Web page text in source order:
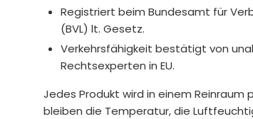
Vitamin B7
Vitamin B12
Vitamin C
B7, Vitamin B9 und
Vitamin B12 tragen zur
Registriert beim Bundesamt für
(BVL) lt. Gesetz.
Verkehrsfähigkeit bestätigt von
Rechtsexperten in EU.
Jedes Produkt wird in einem
bleiben die Temperatur, die